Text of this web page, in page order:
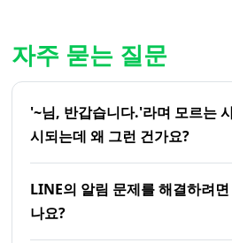
자주 묻는 질문
'~님, 반갑습니다.'라며 모르는
시되는데 왜 그런 건가요?
LINE의 알림 문제를 해결하려
나요?